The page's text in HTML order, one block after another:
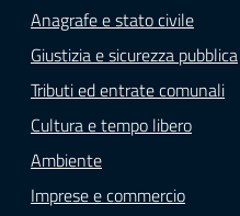
Anagrafe e stato civile
Giustizia e sicurezza pubblica
Tributi ed entrate comunali
Cultura e tempo libero
Ambiente
Imprese e commercio